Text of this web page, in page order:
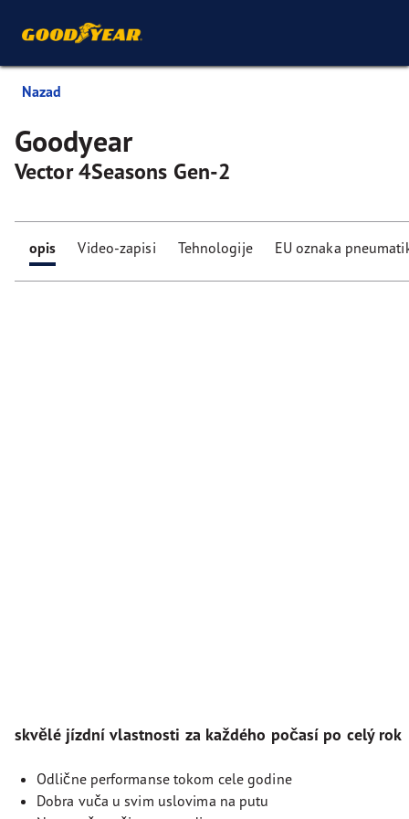
Nazad
Goodyear
Vector 4Seasons Gen-2
opis Video-zapisi Tehnologije EU oznaka
skvělé jízdní vlastnosti za každého počasí po celý rok
Odlične performanse tokom cele godine
Dobra vuča u svim uslovima na putu